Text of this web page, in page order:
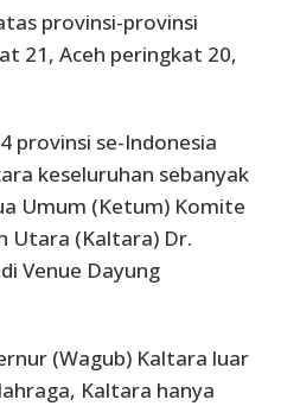
provinsi-provinsi
21, Aceh peringkat 20,
provinsi se-Indonesia
keseluruhan sebanyak
Umum (Ketum) Komite
Utara (Kaltara) Dr.
Venue Dayung
(Wagub) Kaltara luar
Kaltara hanya